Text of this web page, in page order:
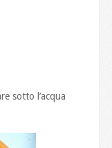
sotto l’acqua